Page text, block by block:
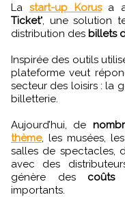
La start-up Korusa
Ticket", une solution
distribution des billets
Inspirée des outils
plateforme veut
secteur des loisirs : la
billetterie.
Aujourd’hui, de
thème, les musées,
salles de spectacles,
avec des
génère des coûts
importants.